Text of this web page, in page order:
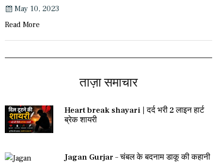
May 10, 2023
Read More
ताज़ा समाचार
Heart break shayari | दर्द भरी 2 लाइन हार्ट
ब्रेक शायरी
Jagan Gurjar – चंबल के बदनाम डाकू की कहानी